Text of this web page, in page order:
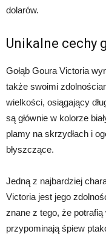
dolarów.
Unikalne cechy
Gołąb Goura Victoria
także swoimi
wielkości, osiągający
są głównie w kolorze
plamy na skrzydłach i
błyszczące.
Jedną z najbardziej
Victoria jest jego
znane z tego, że
przypominają śpiew